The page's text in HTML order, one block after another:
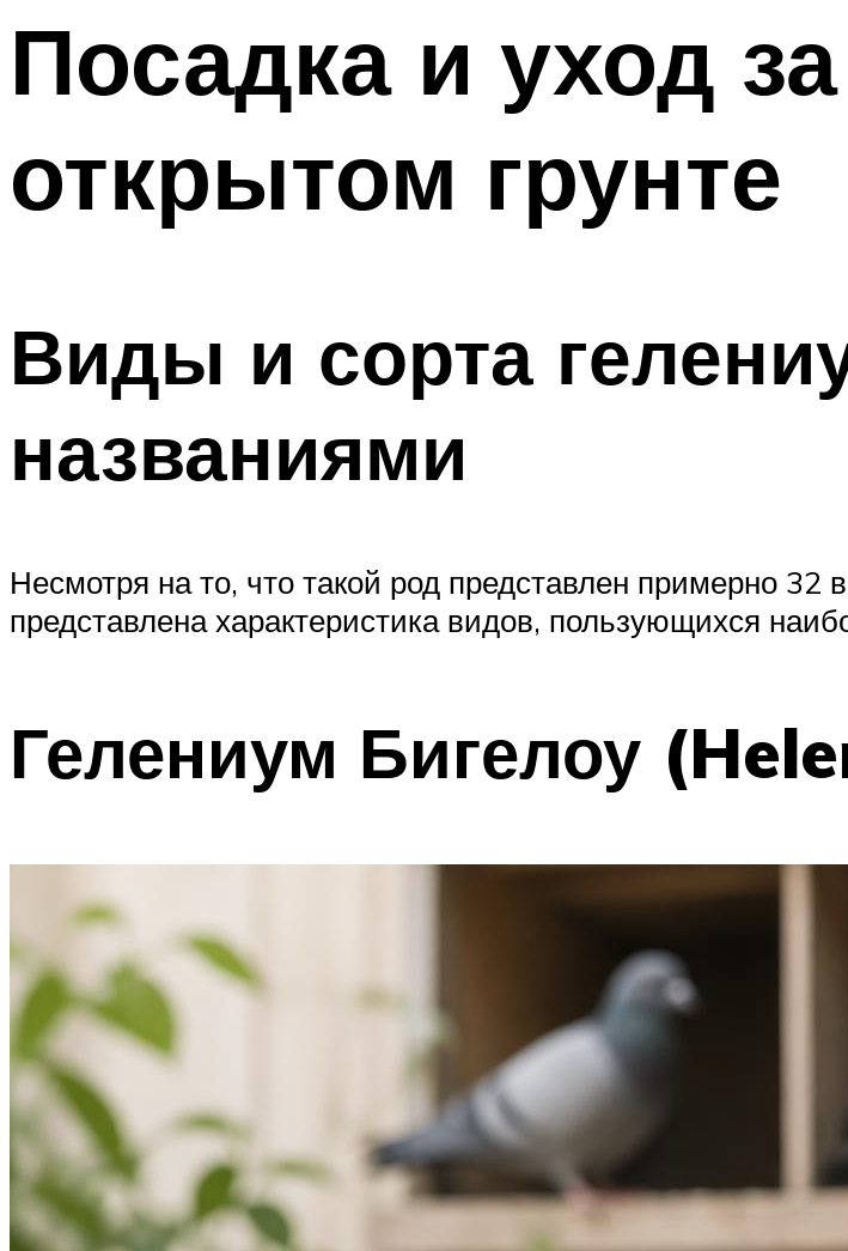
Посадка и уход
открытом грунте
Виды и сорта
названиями
Несмотря на то, что такой род представлен примерно
представлена характеристика видов, пользующихся
Гелениум Бигелоу